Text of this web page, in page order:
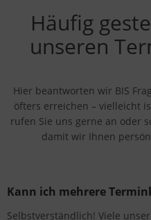
Häufig
unseren
Hier beantworten wir BIS
öfters erreichen – vielleicht
rufen Sie uns gerne an oder
damit wir Ihnen
Kann ich mehrere
Selbstverständlich! Viele